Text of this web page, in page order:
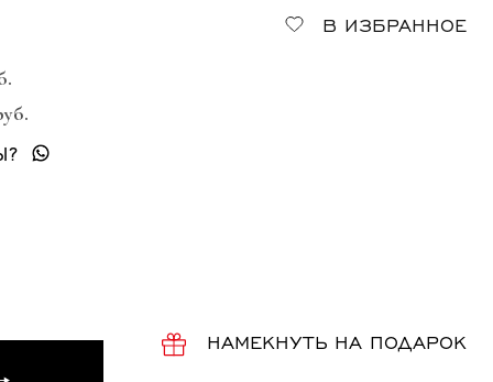
В ИЗБРАННОЕ
НАМЕКНУТЬ НА ПОДАРОК